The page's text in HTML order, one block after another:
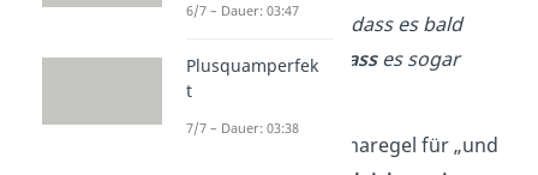
Es ist möglich, dass es bald
regnet, oder dasses sogar
Die Kommaregel für „und
6/7 – Dauer: 03:47
Plusquamperfek
t
7/7 – Dauer: 03:38